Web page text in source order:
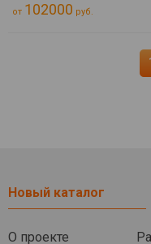
от 102000 руб.
Новый каталог
О проекте